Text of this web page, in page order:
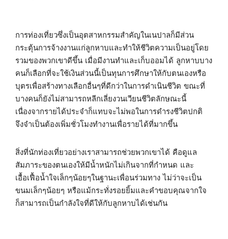
การท่องเที่ยวซึ่งเป็นอุตสาหกรรมสำคัญในเนปาลก็มีส่วน
กระตุ้นการจ้างงานแก่ลูกหาบและทำให้ชีวิตความเป็นอยู่โดย
รวมของพวกเขาดีขึ้น เมื่อมีงานทำและเก็บออมได้ ลูกหาบบาง
คนก็เลือกที่จะใช้เงินส่วนนี้เป็นทุนการศึกษาให้กับตนเองหรือ
บุตรเพื่อสร้างทางเลือกอื่นๆที่ดีกว่าในการดำเนินชีวิต ขณะที่
บางคนก็ยังไม่สามารถหลีกเลี่ยงวนเวียนชีวิตลักษณะนี้
เนื่องจากรายได้ประจำก็แทบจะไม่พอในการดำรงชีวิตปกติ
จึงจำเป็นต้องเพิ่มชั่วโมงทำงานเพื่อรายได้ที่มากขึ้น
สิ่งที่นักท่องเที่ยวอย่างเราสามารถช่วยพวกเขาได้ คือดูแล
สัมภาระของตนเองให้มีน้ำหนักไม่เกินจากที่กำหนด และ
เอื้อเฟื้อน้ำใจเล็กๆน้อยๆในฐานะเพื่อนร่วมทาง ไม่ว่าจะเป็น
ขนมเล็กๆน้อยๆ หรือแม้กระทั่งรอยยิ้มและคำขอบคุณจากใจ
ก็สามารถเป็นกำลังใจที่ดีให้กับลูกหาบได้เช่นกัน